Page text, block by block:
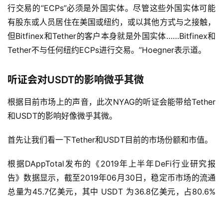
行交易的“ECPs”必须是外国实体。尽管这些外国实体可能
有股东或人员居住在美国或纽约，或以其他方式与之接触，
但Bitfinex和Tether的客户本身就是外国实体……Bitfinex和
Tether不与任何纽约ECPs进行交易。”Hoegner表示道。
听证会对USDT的影响微乎其微
根据目前市场上的声音，此次NYAG的听证会能带给Tether
和USDT的影响好像微乎其微。
首先让我们看一下Tether和USDT目前的市场份额和市值。
根据DAppTotal发布的《2019年上半年DeFi行业研究报
告》数据显示，截至2019年06月30日，稳定币市场的流通
总量为45.7亿美元，其中 USDT 为36.8亿美元，占80.6%